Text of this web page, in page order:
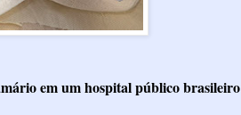
em um hospital público brasileiro